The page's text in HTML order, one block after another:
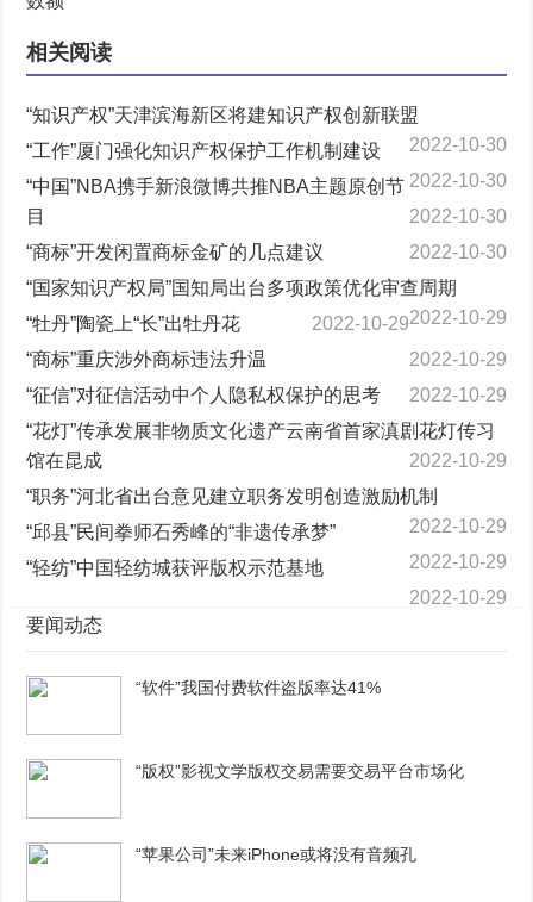
相关阅读
“知识产权”天津滨海新区将建知识产权创新联盟
2022-10-30
“工作”厦门强化知识产权保护工作机制建设
2022-10-30
“中国”NBA携手新浪微博共推NBA主题原创节
目
2022-10-30
“商标”开发闲置商标金矿的几点建议
2022-10-30
“国家知识产权局”国知局出台多项政策优化审查周期
2022-10-29
“牡丹”陶瓷上“长”出牡丹花
2022-10-29
“商标”重庆涉外商标违法升温
2022-10-29
“征信”对征信活动中个人隐私权保护的思考
2022-10-29
“花灯”传承发展非物质文化遗产云南省首家滇剧花灯传习
馆在昆成
2022-10-29
“职务”河北省出台意见建立职务发明创造激励机制
2022-10-29
“邱县”民间拳师石秀峰的“非遗传承梦”
2022-10-29
“轻纺”中国轻纺城获评版权示范基地
2022-10-29
要闻动态
“软件”我国付费软件盗版率达41%
“版权”影视文学版权交易需要交易平台市场化
“苹果公司”未来iPhone或将没有音频孔